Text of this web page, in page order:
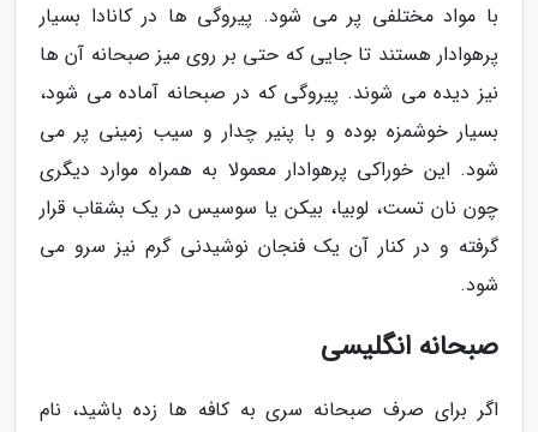
با مواد مختلفی پر می شود. پیروگی ها در کانادا بسیار
پرهوادار هستند تا جایی که حتی بر روی میز صبحانه آن ها
نیز دیده می شوند. پیروگی که در صبحانه آماده می شود،
بسیار خوشمزه بوده و با پنیر چدار و سیب زمینی پر می
شود. این خوراکی پرهوادار معمولا به همراه موارد دیگری
چون نان تست، لوبیا، بیکن یا سوسیس در یک بشقاب قرار
گرفته و در کنار آن یک فنجان نوشیدنی گرم نیز سرو می
شود.
صبحانه انگلیسی
اگر برای صرف صبحانه سری به کافه ها زده باشید، نام